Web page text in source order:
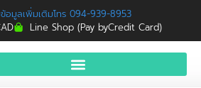
อมูลเพิ่มเติมโทร 094-939-8953
Line Shop (Pay byCredit Card)